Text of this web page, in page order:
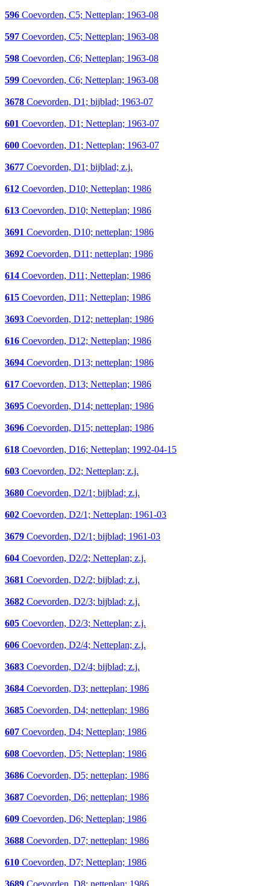
596 Coevorden, C5; Netteplan; 1963-08
597 Coevorden, C5; Netteplan; 1963-08
598 Coevorden, C6; Netteplan; 1963-08
599 Coevorden, C6; Netteplan; 1963-08
3678 Coevorden, D1; bijblad; 1963-07
601 Coevorden, D1; Netteplan; 1963-07
600 Coevorden, D1; Netteplan; 1963-07
3677 Coevorden, D1; bijblad; z.j.
612 Coevorden, D10; Netteplan; 1986
613 Coevorden, D10; Netteplan; 1986
3691 Coevorden, D10; netteplan; 1986
3692 Coevorden, D11; netteplan; 1986
614 Coevorden, D11; Netteplan; 1986
615 Coevorden, D11; Netteplan; 1986
3693 Coevorden, D12; netteplan; 1986
616 Coevorden, D12; Netteplan; 1986
3694 Coevorden, D13; netteplan; 1986
617 Coevorden, D13; Netteplan; 1986
3695 Coevorden, D14; netteplan; 1986
3696 Coevorden, D15; netteplan; 1986
618 Coevorden, D16; Netteplan; 1992-04-15
603 Coevorden, D2; Netteplan; z.j.
3680 Coevorden, D2/1; bijblad; z.j.
602 Coevorden, D2/1; Netteplan; 1961-03
3679 Coevorden, D2/1; bijblad; 1961-03
604 Coevorden, D2/2; Netteplan; z.j.
3681 Coevorden, D2/2; bijblad; z.j.
3682 Coevorden, D2/3; bijblad; z.j.
605 Coevorden, D2/3; Netteplan; z.j.
606 Coevorden, D2/4; Netteplan; z.j.
3683 Coevorden, D2/4; bijblad; z.j.
3684 Coevorden, D3; netteplan; 1986
3685 Coevorden, D4; netteplan; 1986
607 Coevorden, D4; Netteplan; 1986
608 Coevorden, D5; Netteplan; 1986
3686 Coevorden, D5; netteplan; 1986
3687 Coevorden, D6; netteplan; 1986
609 Coevorden, D6; Netteplan; 1986
3688 Coevorden, D7; netteplan; 1986
610 Coevorden, D7; Netteplan; 1986